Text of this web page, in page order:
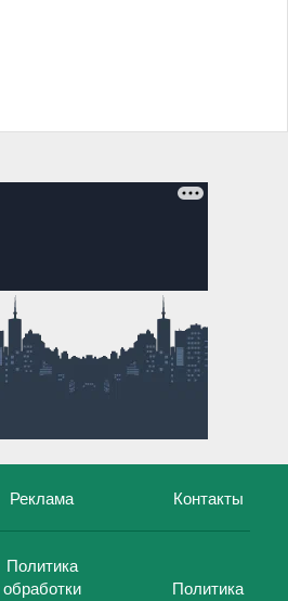
Реклама Контакты
Политика
обработки
Политика